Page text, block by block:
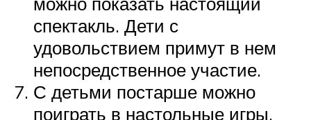
спектакль. Дети с
удовольствием примут в нем
непосредственное участие.
С детьми постарше можно
поиграть в настольные игры,